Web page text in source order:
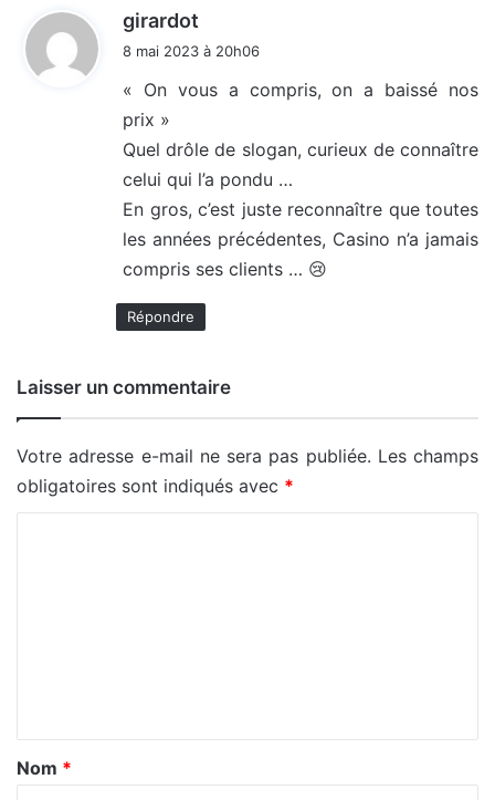
girardot
8 mai 2023 à 20h06
« On vous a compris, on a baissé nos
prix »
Quel drôle de slogan, curieux de connaître
celui qui l’a pondu …
En gros, c’est juste reconnaître que toutes
les années précédentes, Casino n’a jamais
compris ses clients … 😢
Répondre
Laisser un commentaire
Votre adresse e-mail ne sera pas publiée. Les champs
obligatoires sont indiqués avec *
a
Nom *